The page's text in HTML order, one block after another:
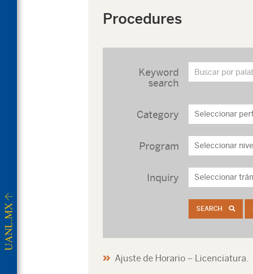
Procedures
Keyword
search
Category
Program
Inquiry
SEARCH
Ajuste de Horario – Licenciatura.